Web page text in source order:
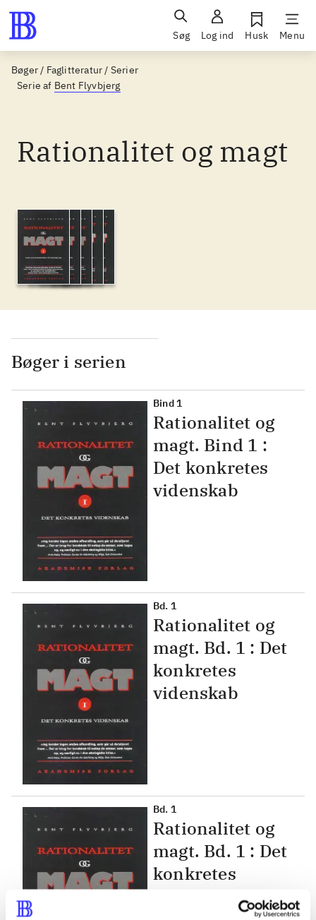
Søg Log ind Husk Menu
Bøger / Faglitteratur / Serier
Serie af Bent Flyvbjerg
Rationalitet og magt
Bøger i serien
Bind 1
Rationalitet og
magt. Bind 1 :
Det konkretes
videnskab
Bd. 1
Rationalitet og
magt. Bd. 1 : Det
konkretes
videnskab
Bd. 1
Rationalitet og
magt. Bd. 1 : Det
konkretes